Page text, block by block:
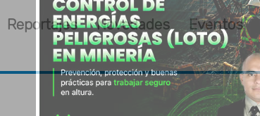
Reportajes Novedades Eventos